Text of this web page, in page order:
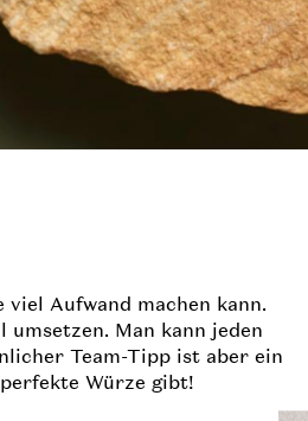
viel Aufwand machen kann.
Man kann jeden
Team-Tipp ist aber ein
Würze gibt!